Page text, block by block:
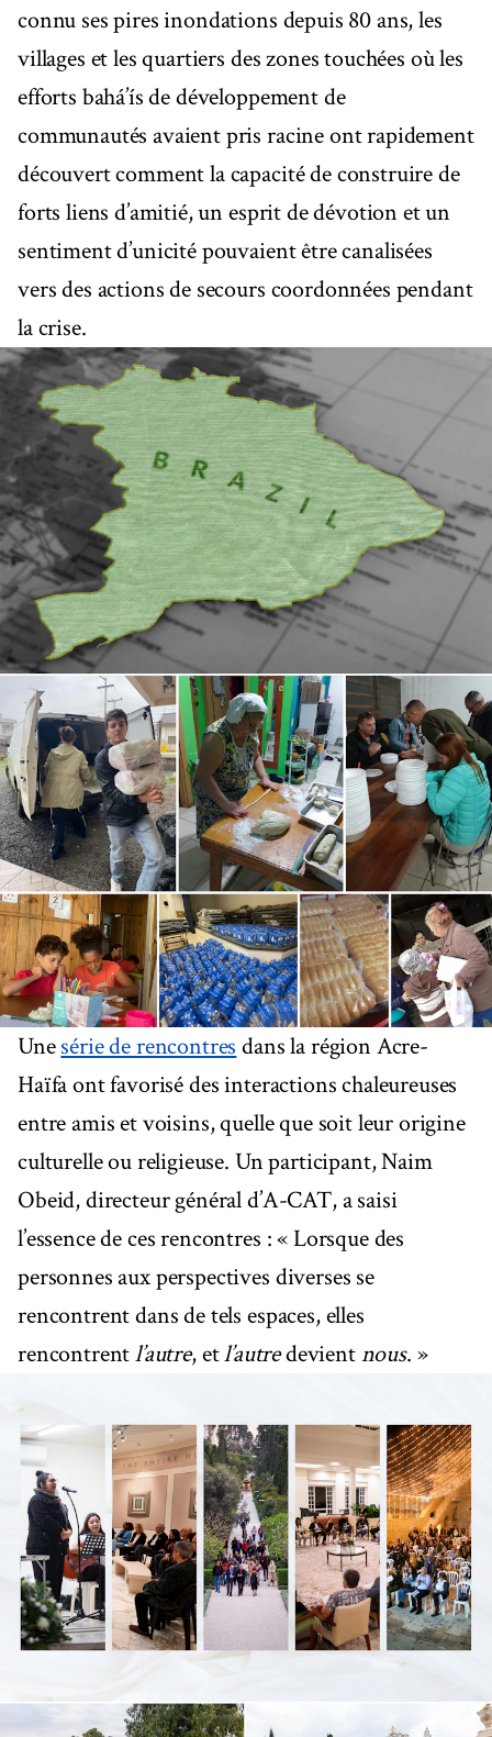
connu ses pires inondations depuis 80 ans, les
villages et les quartiers des zones touchées où les
efforts bahá’ís de développement de
communautés avaient pris racine ont rapidement
découvert comment la capacité de construire de
forts liens d’amitié, un esprit de dévotion et un
sentiment d’unicité pouvaient être canalisées
vers des actions de secours coordonnées pendant
la crise.
Unesérie de rencontres dans la région Acre-
Haïfa ont favorisé des interactions chaleureuses
entre amis et voisins, quelle que soit leur origine
culturelle ou religieuse. Un participant, Naim
Obeid, directeur général d’A-CAT, a saisi
l’essence de ces rencontres : « Lorsque des
personnes aux perspectives diverses se
rencontrent dans de tels espaces, elles
rencontrentl’autre, etl’autredevientnous. »